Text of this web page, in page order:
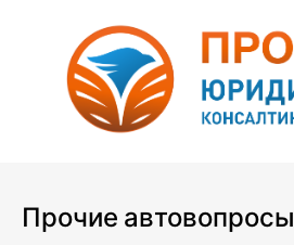
Прочие автовопросы